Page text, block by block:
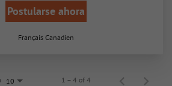
Postularse ahora
Français Canadien
10 1 – 4 of 4